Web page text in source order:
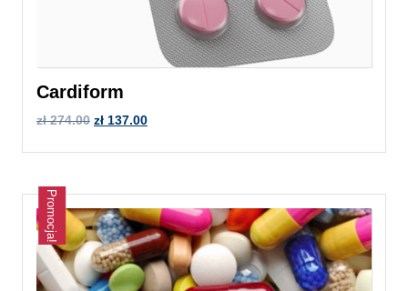
Cardiform
zł274.00 zł 137.00
Promocja!